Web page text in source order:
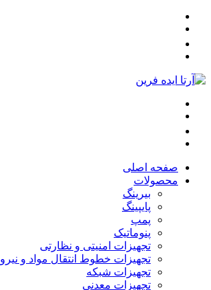
صفحه اصلی
محصولات
بیرینگ
پایپینگ
پمپ
پنوماتیک
تجهیزات امنیتی و نظارتی
تجهیزات خطوط انتقال مواد و نیرو
تجهیزات شبکه
تجهیزات معدنی